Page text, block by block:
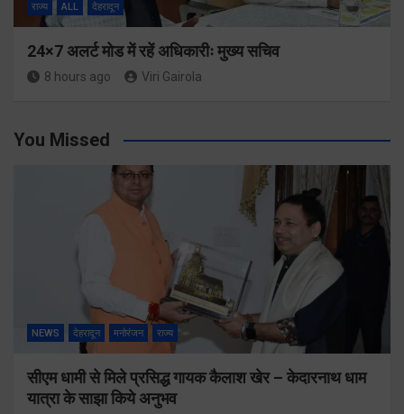
राज्य ALL देहरादून
24×7 अलर्ट मोड में रहें अधिकारीः मुख्य सचिव
8 hours ago Viri Gairola
You Missed
NEWS देहरादून मनोरंजन राज्य
सीएम धामी से मिले प्रसिद्ध गायक कैलाश खेर – केदारनाथ धाम
यात्रा के साझा किये अनुभव